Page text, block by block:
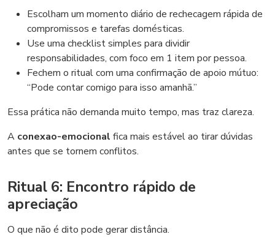
Escolham um momento diário de rechecagem rápida de
compromissos e tarefas domésticas.
Use uma checklist simples para dividir
responsabilidades, com foco em 1 item por pessoa.
Fechem o ritual com uma confirmação de apoio mútuo:
“Pode contar comigo para isso amanhã.”
Essa prática não demanda muito tempo, mas traz clareza.
A conexao-emocional fica mais estável ao tirar dúvidas
antes que se tornem conflitos.
Ritual 6: Encontro rápido de
apreciação
O que não é dito pode gerar distância.